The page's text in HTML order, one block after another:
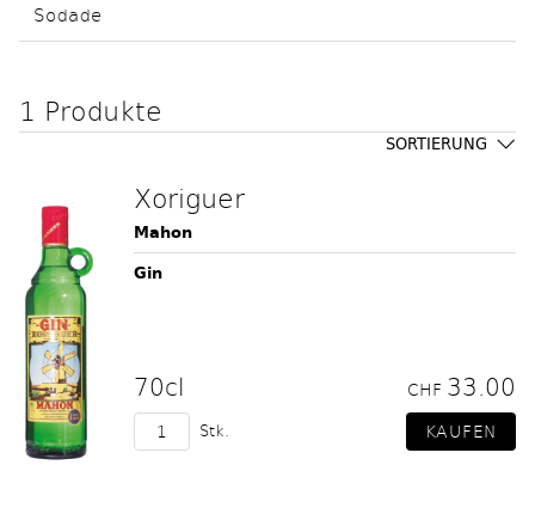
Sodade
1 Produkte
SORTIERUNG
Xoriguer
Mahon
Gin
70cl CHF 33.00
Stk.